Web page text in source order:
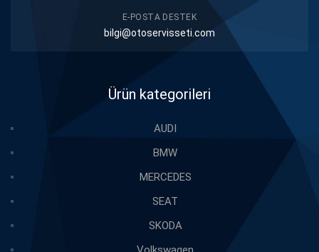
E-POSTA DESTEK
bilgi@otoservisseti.com
Ürün kategorileri
AUDI
BMW
MERCEDES
SEAT
SKODA